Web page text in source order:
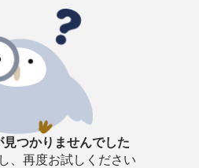
つかりませんでした
、再度お試しください